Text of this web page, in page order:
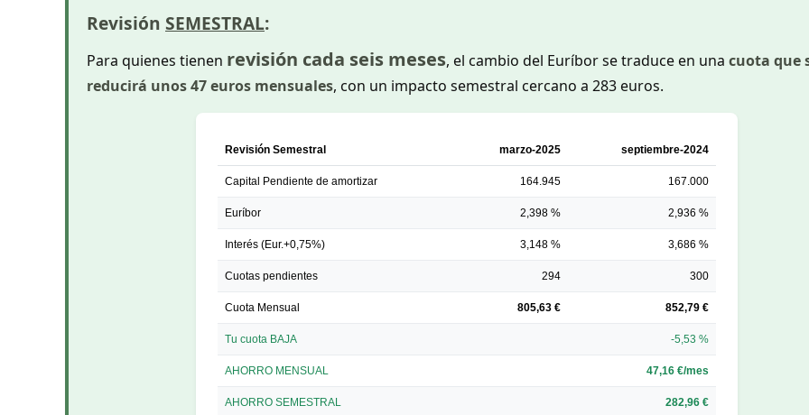
Revisión SEMESTRAL:
Para quienes tienen revisión cada seis meses, el cambio del Euríbor se traduce en una cuota que
reducirá unos 47 euros mensuales, con un impacto semestral cercano a 283 euros.
Revisión Semestral marzo-2025 septiembre-2024
Capital Pendiente de amortizar 164.945 167.000
Euríbor 2,398 % 2,936 %
Interés (Eur.+0,75%) 3,148 % 3,686 %
Cuotas pendientes 294 300
Cuota Mensual 805,63 € 852,79 €
Tu cuota BAJA -5,53 %
AHORRO MENSUAL 47,16 €/mes
AHORRO SEMESTRAL 282,96 €